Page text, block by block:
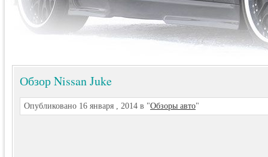
Обзор Nissan Juke
Опубликовано 16 января , 2014 в "Обзоры авто"